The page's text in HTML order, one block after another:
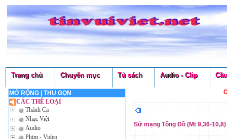
Trang chủ Chuyên mục Tủ sách Audio - Clip
MỞ RỘNG| THU GỌN
CÁC THỂ LOẠI
Thánh Ca
Nhạc Việt
Audio
Phim - Video
Sứ mạng Tông Đồ (Mt 9,36-10,8)